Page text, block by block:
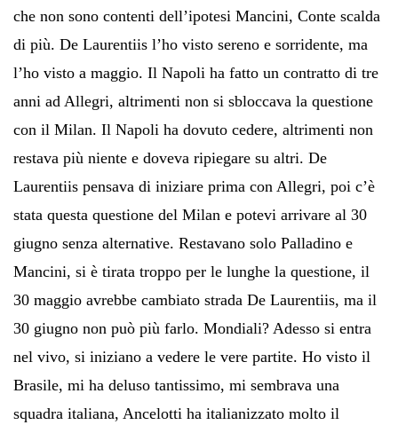
che non sono contenti dell’ipotesi Mancini, Conte scalda
di più. De Laurentiis l’ho visto sereno e sorridente, ma
l’ho visto a maggio. Il Napoli ha fatto un contratto di tre
anni ad Allegri, altrimenti non si sbloccava la questione
con il Milan. Il Napoli ha dovuto cedere, altrimenti non
restava più niente e doveva ripiegare su altri. De
Laurentiis pensava di iniziare prima con Allegri, poi c’è
stata questa questione del Milan e potevi arrivare al 30
giugno senza alternative. Restavano solo Palladino e
Mancini, si è tirata troppo per le lunghe la questione, il
30 maggio avrebbe cambiato strada De Laurentiis, ma il
30 giugno non può più farlo. Mondiali? Adesso si entra
nel vivo, si iniziano a vedere le vere partite. Ho visto il
Brasile, mi ha deluso tantissimo, mi sembrava una
squadra italiana, Ancelotti ha italianizzato molto il